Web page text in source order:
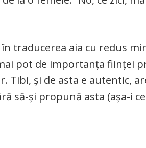
traducerea aia cu redus
pot de importanța ființei
Tibi, și de asta e autentic,
să-și propună asta (așa-i